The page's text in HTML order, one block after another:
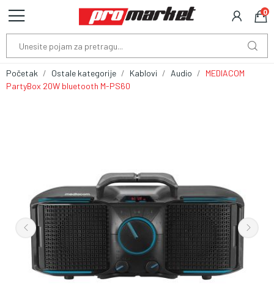
0
Početak Ostale kategorije Kablovi Audio
MEDIACOM
PartyBox 20W bluetooth M-PS60